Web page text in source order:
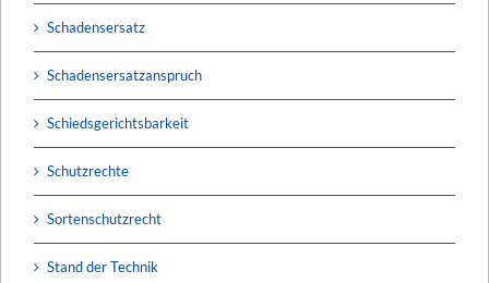
Schadensersatz
Schadensersatzanspruch
Schiedsgerichtsbarkeit
Schutzrechte
Sortenschutzrecht
Stand der Technik